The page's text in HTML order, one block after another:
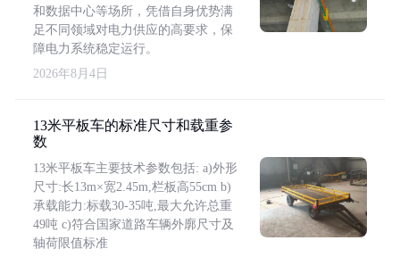
和数据中心等场所，凭借自身优势满
足不同领域对电力供应的高要求，保
障电力系统稳定运行。
2026年8月4日
13米平板车的标准尺寸和载重参
数
13米平板车主要技术参数包括: a)外形
尺寸:长13m×宽2.45m,栏板高55cm b)
承载能力:标载30-35吨,最大允许总重
49吨 c)符合国家道路车辆外廓尺寸及
轴荷限值标准